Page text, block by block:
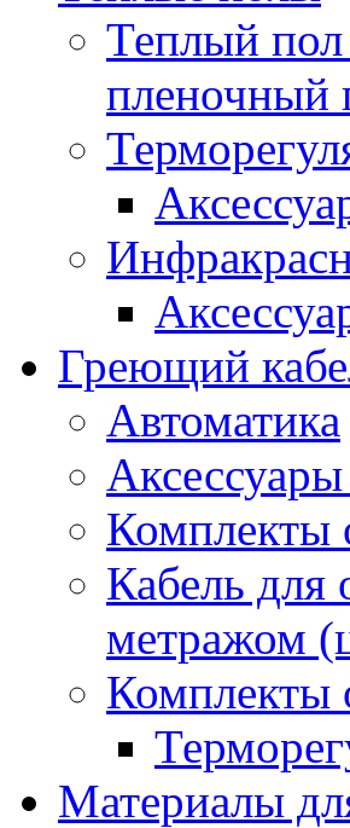
Теплый пол
пленочный
Греющий
Автоматика
Комплекты
Кабель для
метражом
Комплекты
Материалы